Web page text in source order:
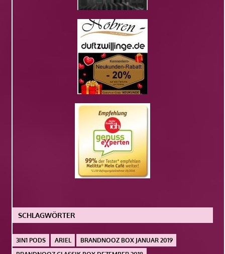
SCHLAGWÖRTER
3IN1 PODS ARIEL
BRANDNOOZ BOX JANUAR 2019